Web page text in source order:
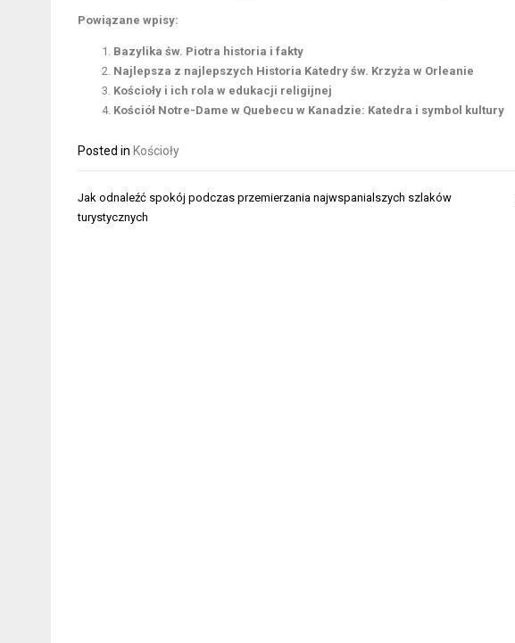
Powiązane wpisy:
Bazylika św. Piotra historia i fakty
Najlepsza z najlepszych Historia Katedry św. Krzyża w Orleanie
Kościoły i ich rola w edukacji religijnej
Kościół Notre-Dame w Quebecu w Kanadzie: Katedra i symbol kultury
Posted in Kościoły
Nawigacja
wpisu
Jak odnaleźć spokój podczas przemierzania najwspanialszych szlaków
turystycznych